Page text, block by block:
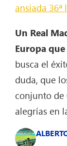
ansiada 36ª
Un Real
Europa que
busca el
duda, que
conjunto de
alegrías en